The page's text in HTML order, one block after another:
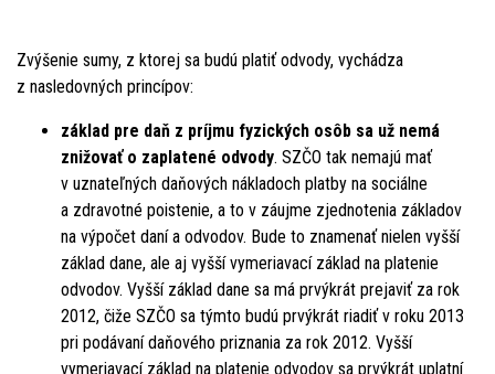
Zvýšenie sumy, z ktorej sa budú platiť odvody, vychádza
z nasledovných princípov:
základ pre daň z príjmu fyzických osôb sa už nemá
znižovať o zaplatené odvody. SZČO tak nemajú mať
v uznateľných daňových nákladoch platby na sociálne
a zdravotné poistenie, a to v záujme zjednotenia základov
na výpočet daní a odvodov. Bude to znamenať nielen vyšší
základ dane, ale aj vyšší vymeriavací základ na platenie
odvodov. Vyšší základ dane sa má prvýkrát prejaviť za rok
2012, čiže SZČO sa týmto budú prvýkrát riadiť v roku 2013
pri podávaní daňového priznania za rok 2012. Vyšší
vymeriavací základ na platenie odvodov sa prvýkrát uplatní